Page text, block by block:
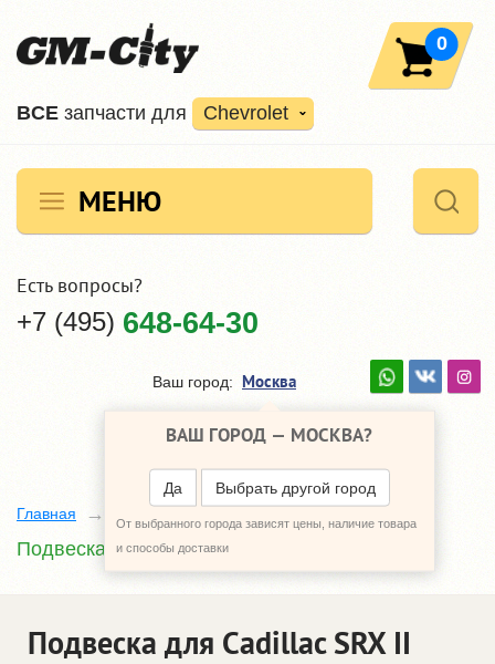
ВCE запчасти для Chevrolet
0
МЕНЮ
Есть вопросы?
+7 (495) 648-64-30
Ваш город: Москва
ВАШ ГОРОД — МОСКВА?
Да Выбрать другой город
От выбранного города зависят цены, наличие товара
и способы доставки
Главная
Подвеска
Подвеска для Cadillac SRX ІІ